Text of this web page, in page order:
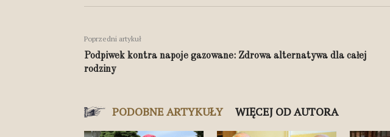
Poprzedni artykuł
Podpiwek kontra napoje gazowane: Zdrowa alternatywa dla całej
rodziny
PODOBNE ARTYKUŁY WIĘCEJ OD AUTORA